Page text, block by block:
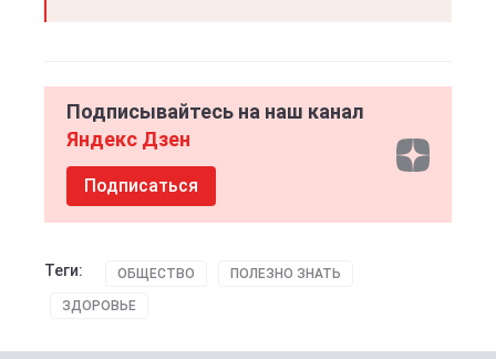
Подписывайтесь на наш канал
Яндекс Дзен
Подписаться
Теги: ОБЩЕСТВО ПОЛЕЗНО ЗНАТЬ
ЗДОРОВЬЕ